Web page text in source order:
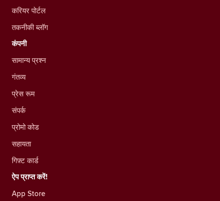
करियर पोर्टल
तकनीकी ब्लॉग
कंपनी
सामान्य प्रश्न
गंतव्य
प्रेस रूम
संपर्क
प्रोमो कोड
सहायता
गिफ़्ट कार्ड
ऐप प्राप्त करें!
App Store